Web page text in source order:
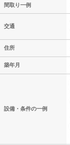
間取り一例
交通
住所
築年月
設備・条件の一例